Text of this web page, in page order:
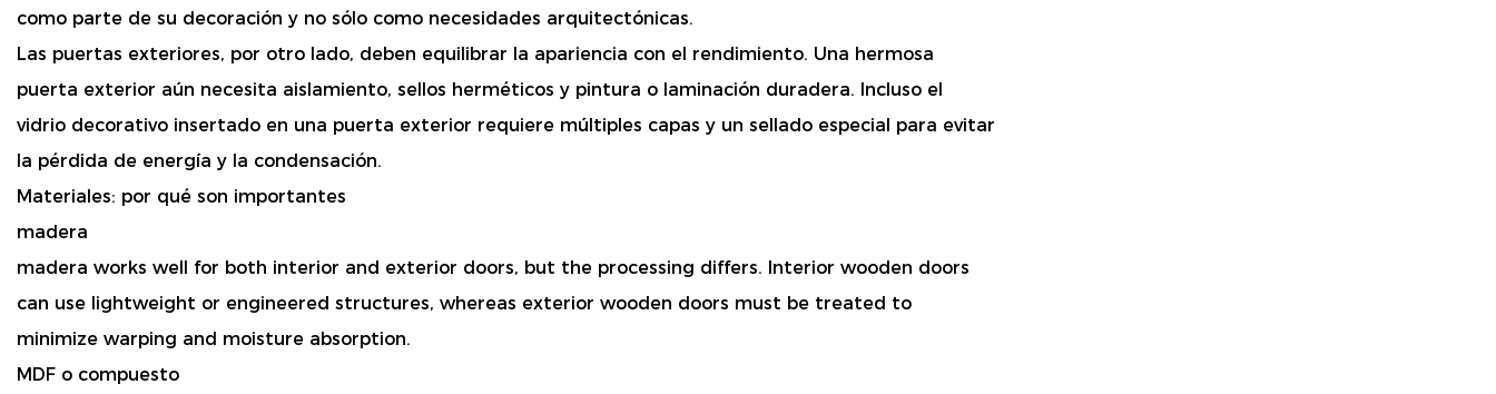
como parte de su decoración y no sólo como necesidades arquitectónicas.
Las puertas exteriores, por otro lado, deben equilibrar la apariencia con el rendimiento. Una hermosa
puerta exterior aún necesita aislamiento, sellos herméticos y pintura o laminación duradera. Incluso el
vidrio decorativo insertado en una puerta exterior requiere múltiples capas y un sellado especial para evitar
la pérdida de energía y la condensación.
Materiales: por qué son importantes
madera
madera works well for both interior and exterior doors, but the processing differs. Interior wooden doors
can use lightweight or engineered structures, whereas exterior wooden doors must be treated to
minimize warping and moisture absorption.
MDF o compuesto